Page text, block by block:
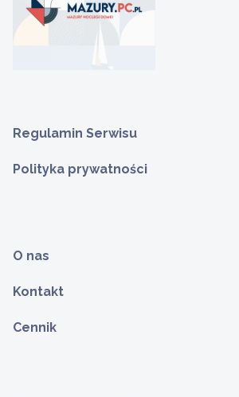
Regulamin Serwisu
Polityka prywatności
O nas
Kontakt
Cennik